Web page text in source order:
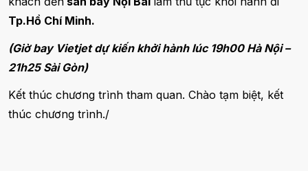
Tp.Hồ Chí Minh.
(Giờ bay Vietjet dự kiến khởi hành lúc 19h00 Hà Nội –
21h25 Sài Gòn)
Kết thúc chương trình tham quan. Chào tạm biệt, kết
thúc chương trình./